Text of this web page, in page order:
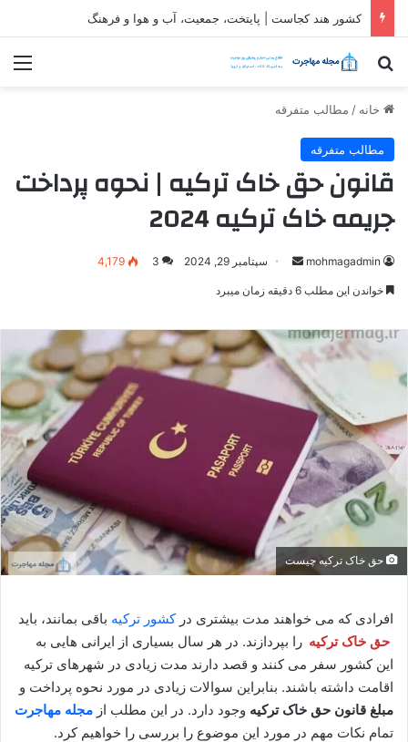
ثبت شرکت در قطر| شرایط و مراحل تاسیس شرکت در قطر
جستجو برای
خانه / مطالب متفرقه
مطالب متفرقه
قانون حق خاک ترکیه | نحوه پرداخت
جریمه خاک ترکیه 2024
mohmagadmin
ارسالسپتامبر 29, 2024 3
4,179
خواندن این مطلب 6 دقیقه زمان میبرد
حق خاک ترکیه چیست
افرادی که می خواهند مدت بیشتری درکشور ترکیه باقی بمانند، باید
حق خاک ترکیه را بپردازند. در هر سال بسیاری از ایرانی هایی به
این کشور سفر می کنند و قصد دارند مدت زیادی در شهرهای ترکیه
اقامت داشته باشند. بنابراین سوالات زیادی در مورد نحوه پرداخت و
مبلغ قانون حق خاک ترکیه وجود دارد. در این مطلب از مجله مهاجرت
تمام نکات مهم در مورد این موضوع را بررسی را خواهیم کرد.